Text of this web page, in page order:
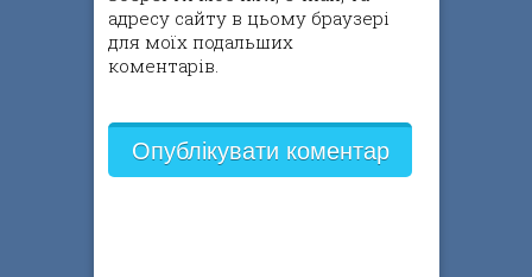
адресу сайту в цьому браузері
для моїх подальших
коментарів.